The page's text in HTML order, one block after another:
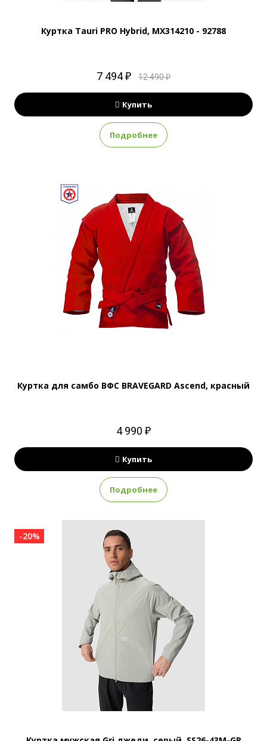
Куртка Tauri PRO Hybrid, MX314210 - 92788
7 494 ₽ 12 490 ₽
Купить
Подробнее
Куртка для самбо ВФС BRAVEGARD Ascend, красный
4 990 ₽
Купить
Подробнее
-20%